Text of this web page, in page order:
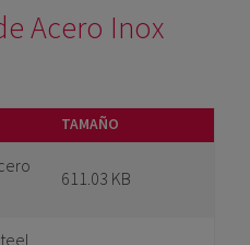
Acero Inox
TAMAÑO
611.03 KB